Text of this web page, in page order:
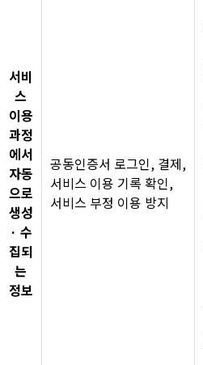
서비
스
이용
과정
에서
자동
으로
생성
· 수
집되
는
정보
공동인증서 로그인, 결제,
서비스 이용 기록 확인,
서비스 부정 이용 방지